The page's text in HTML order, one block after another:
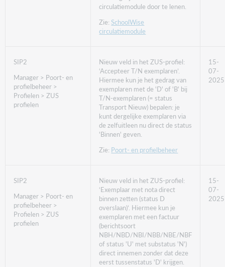
circulatiemodule door te lenen.
Zie:SchoolWise
circulatiemodule
SIP2
Manager > Poort- en
profielbeheer >
Profielen > ZUS
profielen
Nieuw veld in het ZUS-profiel:
‘Accepteer T/N exemplaren’.
Hiermee kun je het gedrag van
exemplaren met de 'D' of 'B' bij
T/N-exemplaren (= status
Transport Nieuw) bepalen: je
kunt dergelijke exemplaren via
de zelfuitleen nu direct de status
'Binnen' geven.
Zie: Poort- en profielbeheer
15-
07-
2025
SIP2
Manager > Poort- en
profielbeheer >
Profielen > ZUS
profielen
Nieuw veld in het ZUS-profiel:
‘Exemplaar met nota direct
binnen zetten (status D
overslaan)’. Hiermee kun je
exemplaren met een factuur
(berichtsoort
NBH/NBD/NBI/NBB/NBE/NBF
of status 'U' met substatus 'N')
direct innemen zonder dat deze
eerst tussenstatus 'D' krijgen.
15-
07-
2025